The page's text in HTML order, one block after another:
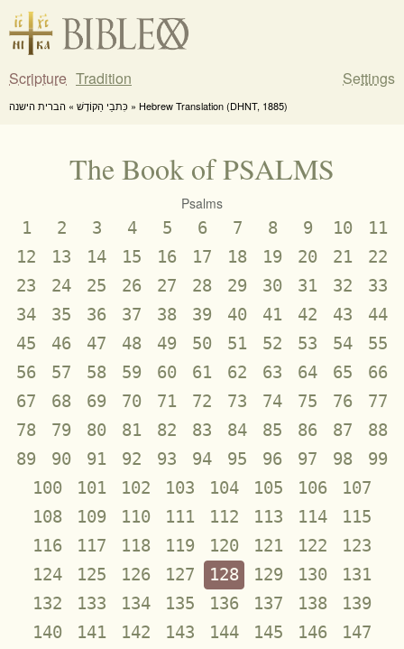
Scripture Tradition Settings
כִּתבֵי הַקוֹדֶשׁ » הברית הישנה » Hebrew Translation (DHNT, 1885)
The Book of PSALMS
Psalms
1 2 3 4 5 6 7 8 9 10
11
12
13 14 15 16 17 18 19 20 21
22
23
24 25 26 27 28 29 30 31 32
33
34
35 36 37 38 39 40 41 42 43
44
45
46 47 48 49 50 51 52 53 54
55
56
57 58 59 60 61 62 63 64 65
66
67
68 69 70 71 72 73 74 75 76
77
78
79 80 81 82 83 84 85 86 87
88
89
90 91 92 93 94 95 96 97 98
99
100
101 102 103 104 105 106
107
108
109 110 111 112 113 114
115
116
117 118 119 120 121 122
123
124
125 126 127 128 129 130
131
132
133 134 135 136 137 138
139
140
141 142 143 144 145 146
147